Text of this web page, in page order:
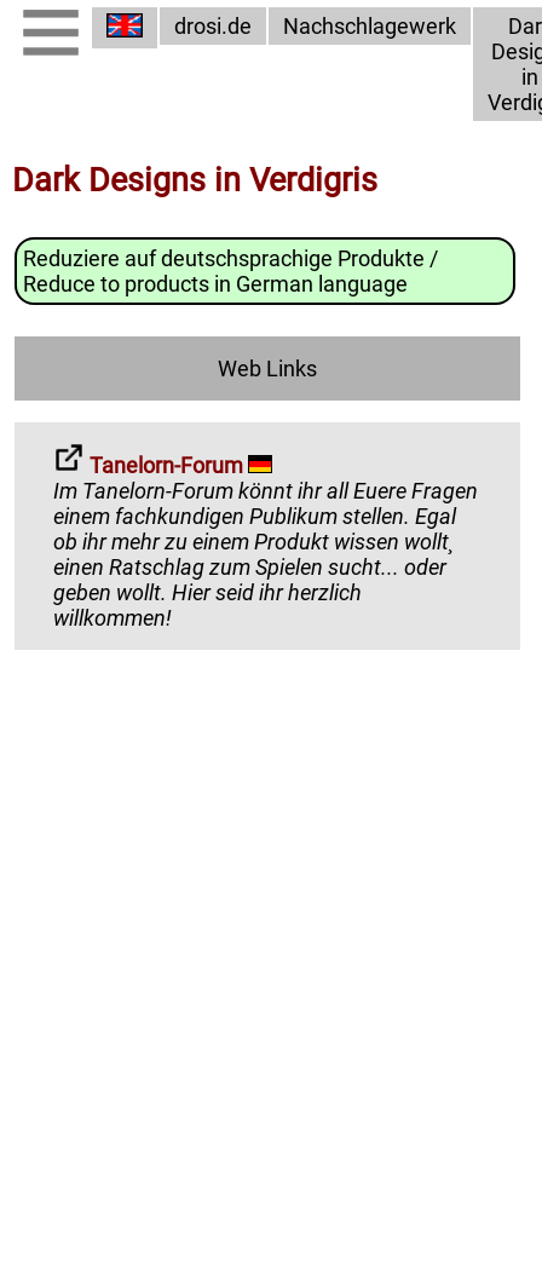
drosi.de Nachschlagewerk
in
Dark Designs in Verdigris
Reduziere auf deutschsprachige Produkte /
Reduce to products in German language
Web Links
Tanelorn-Forum
Im Tanelorn-Forum könnt ihr all Euere Fragen
einem fachkundigen Publikum stellen. Egal
ob ihr mehr zu einem Produkt wissen wollt¸
einen Ratschlag zum Spielen sucht... oder
geben wollt. Hier seid ihr herzlich
willkommen!